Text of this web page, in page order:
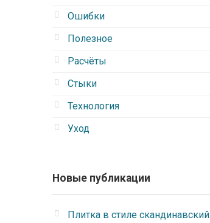
Ошибки
Полезное
Расчёты
Стыки
Технология
Уход
Новые публикации
Плитка в стиле скандинавский